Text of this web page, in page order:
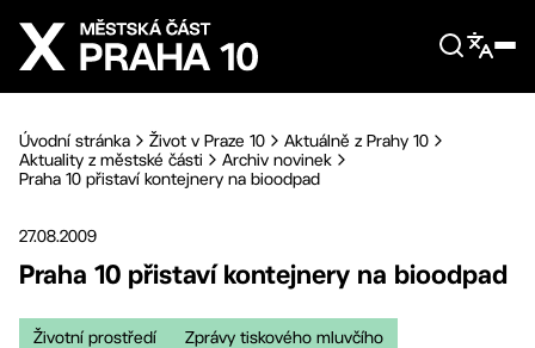
Přejít na hlavní obsah
Úvodní stránka Život v Praze 10
Aktuálně z Prahy 10
Aktuality z městské části
Archiv novinek
Praha 10 přistaví kontejnery na bioodpad
27.08.2009
Praha 10 přistaví kontejnery na bioodpad
Životní prostředí Zprávy tiskového mluvčího